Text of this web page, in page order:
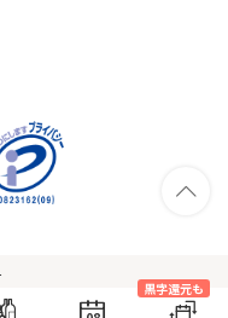
黒字還元も